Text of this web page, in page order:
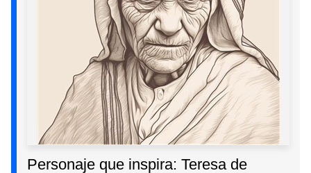
Personaje que inspira: Teresa de